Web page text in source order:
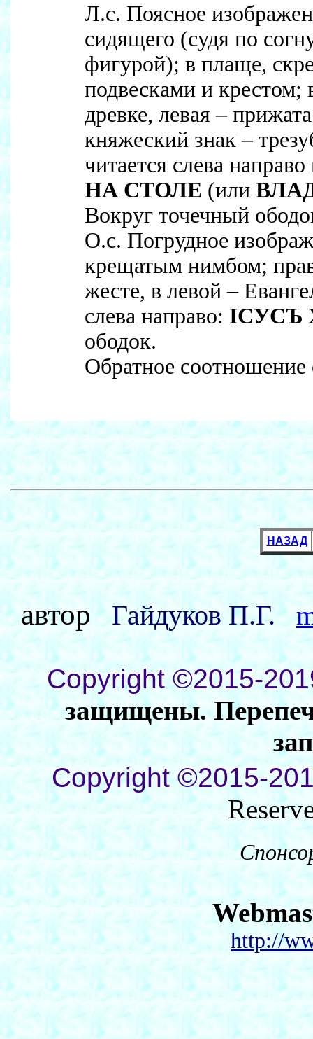
Л.с. Поясное
сидящего (судя по
фигурой); в плаще,
подвесками и крестом;
древке, левая –
княжеский знак –
читается слева
НА СТОЛЕ (или
Вокруг точечный
О.с. Погрудное
крещатым нимбом;
жесте, в левой –
слева направо: IСУСЪ
ободок.
Обратное
НАЗАД
автор Гайдуков П.Г.
Copyright ©2015-
защищены.
Copyright ©2015-
http://